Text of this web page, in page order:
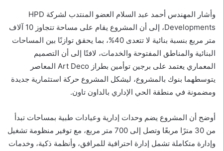
وأشار المهندس أحمد عبد السلام العضو المنتدب لشركة HPD
Developments، إلى أن المشروع يقام على مساحة تتجاوز 10 آلاف
متر مربع بنسبة بنائية لا تتعدى 40%، بما يحقق توازنًا بين المساحات
البنائية والمناطق المفتوحة والخدمات، لافتًا إلى أن التصميم
المعماري يعتمد على برجين توأمين بطراز Art Deco المعاصر
يتوسطهما بنوك بالمشروع، ليشكل المشروع حركة استثمارية جديدة
ومضمونة في منطقة الحي الإداري بالداون تاون.
أوضح أن المشروع يضم وحدات إدارية وعيادات طبية بمساحات تبدأ
من 30 مترًا مربعًا وتصل إلى 700 متر مربع، مع توفير منظومة تشغيل
وإدارة متكاملة تشمل إدارة احترافية للمرافق، وأنظمة ذكية، وخدمات